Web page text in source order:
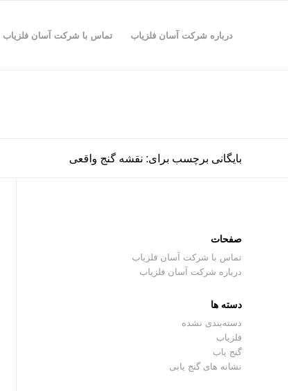
درباره شرکت آسان فلزیاب تماس با شرکت آسان فلزیاب
بایگانی برچسب برای: نقشه گنج واقعی
صفحات
تماس با شرکت آسان فلزیاب
درباره شرکت آسان فلزیاب
دسته ها
دسته‌بندی نشده
فلزیاب
گنج یاب
نشانه های گنج یابی